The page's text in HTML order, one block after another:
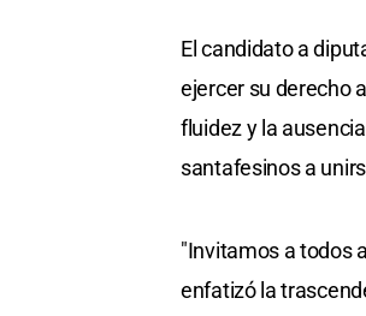
El candidato a
ejercer su derecho
fluidez y la
santafesinos a
"Invitamos a todos
enfatizó la